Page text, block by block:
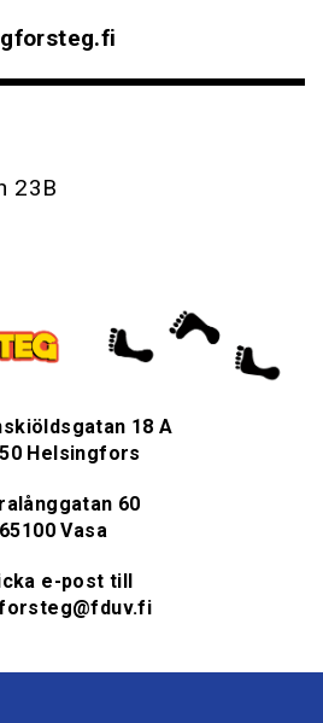
23B
18 A
Helsingfors
60
65100 Vasa
e-post till